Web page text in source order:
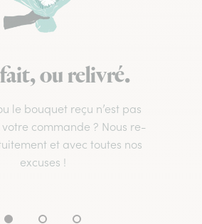
ou relivré.
le bouquet reçu n’est pas
commande ? Nous re-
et avec toutes nos
excuses !